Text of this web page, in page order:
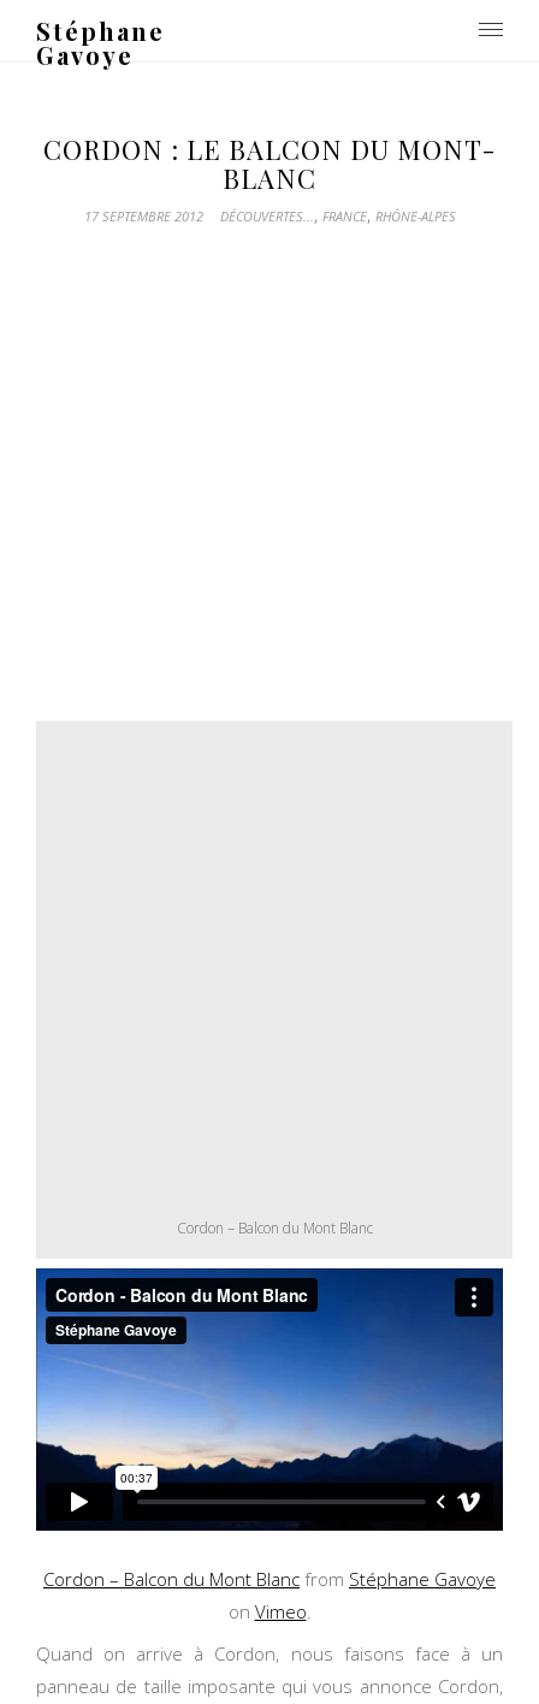
Stéphane
Gavoye
CORDON : LE BALCON DU MONT-
BLANC
17 SEPTEMBRE 2012 DÉCOUVERTES..., FRANCE, RHÔNE-ALPES
Cordon – Balcon du Mont Blanc
Cordon – Balcon du Mont Blanc from Stéphane Gavoye
on Vimeo
Quand on arrive à Cordon, nous faisons face à un
panneau de taille imposante qui vous annonce Cordon,